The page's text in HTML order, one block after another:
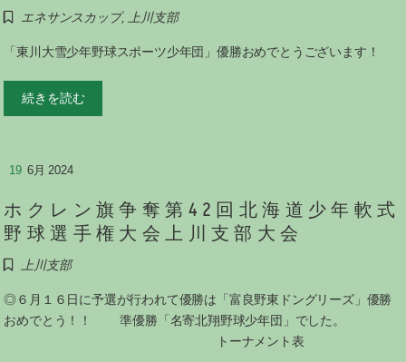
エネサンスカップ, 上川支部
「東川大雪少年野球スポーツ少年団」優勝おめでとうございます！
続きを読む
19 6月 2024
ホクレン旗争奪第42回北海道少年軟式
野球選手権大会上川支部大会
上川支部
◎６月１６日に予選が行われて優勝は「富良野東ドングリーズ」優勝
おめでとう！！ 準優勝「名寄北翔野球少年団」でした。
トーナメント表